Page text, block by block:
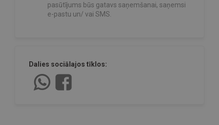
pasūtījums būs gatavs saņemšanai, saņemsi
e-pastu un/ vai SMS.
Dalies sociālajos tīklos: